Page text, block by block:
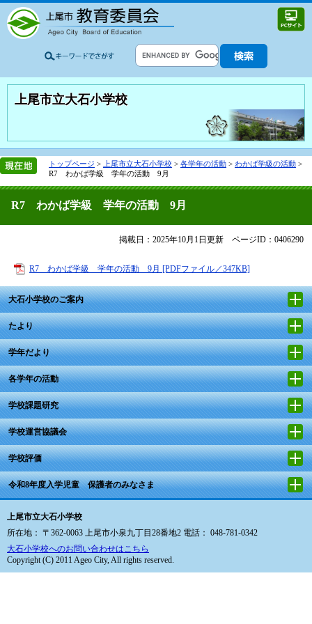
上尾市立大石小学校
トップページ > 上尾市立大石小学校 > 各学年の活動 > わかば学級の活動 >
R7 わかば学級 学年の活動 9月
R7 わかば学級 学年の活動 9月
掲載日：2025年10月1日更新 ページID：0406290
R7 わかば学級 学年の活動 9月 [PDFファイル／347KB]
大石小学校のご案内
たより
学年だより
各学年の活動
学校課題研究
学校運営協議会
学校評価
令和8年度入学児童 保護者のみなさま
上尾市立大石小学校
所在地： 〒362-0063 上尾市小泉九丁目28番地2 電話： 048-781-0342
大石小学校へのお問い合わせはこちら
Copyright (C) 2011 Ageo City, All rights reserved.